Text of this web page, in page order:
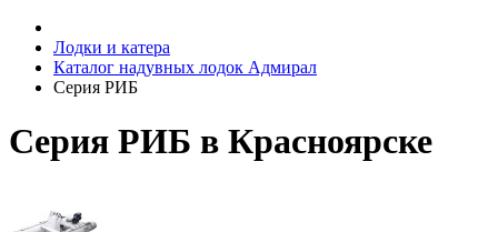
Лодки и катера
Каталог надувных лодок Адмирал
Серия РИБ
Серия РИБ в Красноярске